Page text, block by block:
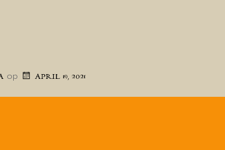
op APRIL 19, 2021